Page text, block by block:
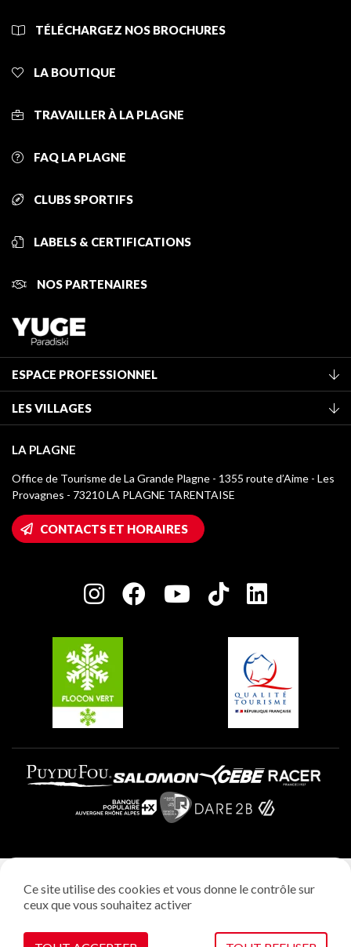
TÉLÉCHARGEZ NOS BROCHURES
LA BOUTIQUE
TRAVAILLER À LA PLAGNE
FAQ LA PLAGNE
CLUBS SPORTIFS
LABELS & CERTIFICATIONS
NOS PARTENAIRES
ESPACE PROFESSIONNEL
Classement des meublés
Taxe de séjour
Médiathèque
Logos La Plagne
Accès Wifi
Maison des Propriétaires
Charte des Acteurs Engagés
LES VILLAGES
Montchavin - Les Coches
Champagny-en-Vanoise
Plagne 1800
Plagne Villages
Plagne Aime 2000
LA PLAGNE
Office de Tourisme de La Grande Plagne - 1355 route d’Aime - Les
Provagnes - 73210 LA PLAGNE TARENTAISE
CONTACTS ET HORAIRES
Gestion des cookies
Ce site utilise des cookies et vous donne le contrôle sur
ceux que vous souhaitez activer